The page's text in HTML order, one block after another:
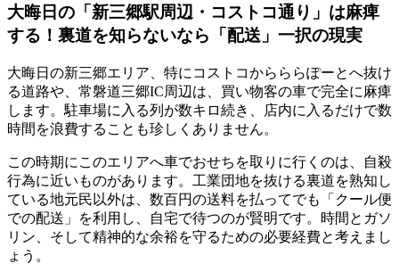
大晦日の「新三郷駅周辺・コストコ通り」は麻痺
する！裏道を知らないなら「配送」一択の現実
大晦日の新三郷エリア、特にコストコからららぽーとへ抜け
る道路や、常磐道三郷IC周辺は、買い物客の車で完全に麻痺
します。 駐車場に入る列が数キロ続き、店内に入るだけで数
時間を浪費する ことも珍しくありません。
この時期にこのエリアへ車でおせちを取りに行くのは、自殺
行為に近いものがあります。工業団地を抜ける裏道を熟知し
ている地元民以外は、数百円の送料を払ってでも「クール便
での配送」を利用し、自宅で待つのが賢明です。時間とガソ
リン、そして精神的な余裕を守るための必要経費と考えまし
ょう。